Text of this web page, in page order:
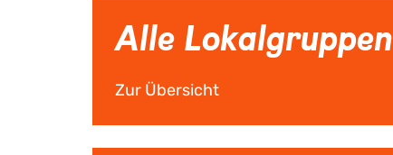
Alle Lokalgruppen
Zur Übersicht